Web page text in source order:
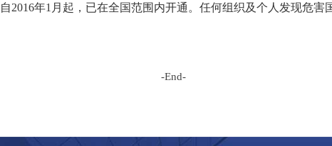
2016年1月起，已在全国范围内开通。任何组织及个人发现危
-End-